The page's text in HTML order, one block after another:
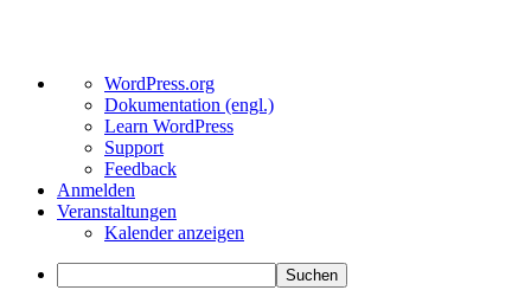
Über
WordPress
WordPress.org
Dokumentation (engl.)
Learn WordPress
Support
Feedback
Anmelden
Veranstaltungen
Kalender anzeigen
Suchen